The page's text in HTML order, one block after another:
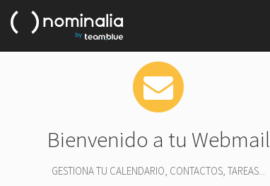
Bienvenido a tu Webmail
GESTIONA TU CALENDARIO, CONTACTOS, TAREAS...